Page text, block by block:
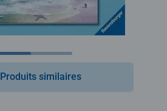
Produits similaires